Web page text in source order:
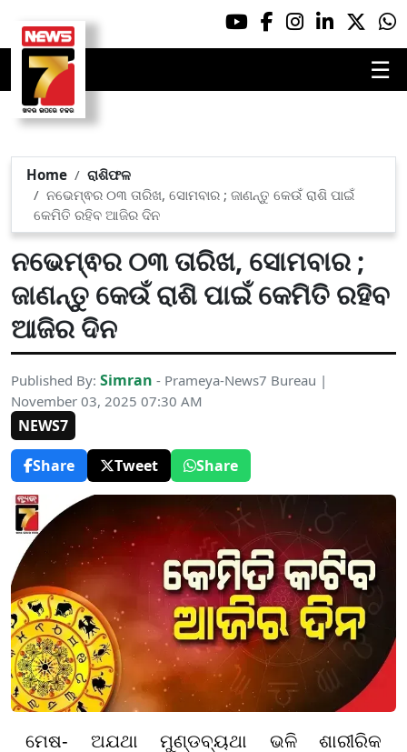
☰
Home
ରାଶିଫଳ
ନଭେମ୍ଵର ୦୩ ତାରିଖ, ସୋମବାର ; ଜାଣନ୍ତୁ କେଉଁ ରାଶି ପାଇଁ
କେମିତି ରହିବ ଆଜିର ଦିନ
ନଭେମ୍ଵର ୦୩ ତାରିଖ, ସୋମବାର ;
ଜାଣନ୍ତୁ କେଉଁ ରାଶି ପାଇଁ କେମିତି ରହିବ
ଆଜିର ଦିନ
Published By: Simran - Prameya-News7 Bureau |
November 03, 2025 07:30 AM
NEWS7
Share
Tweet Share
ମେଷ- ଅଯଥା ମୁଣ୍ଡବ୍ୟଥା ଭଳି ଶାରୀରିକ